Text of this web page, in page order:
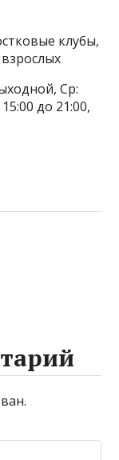
клубы,
Ср:
до 21:00,